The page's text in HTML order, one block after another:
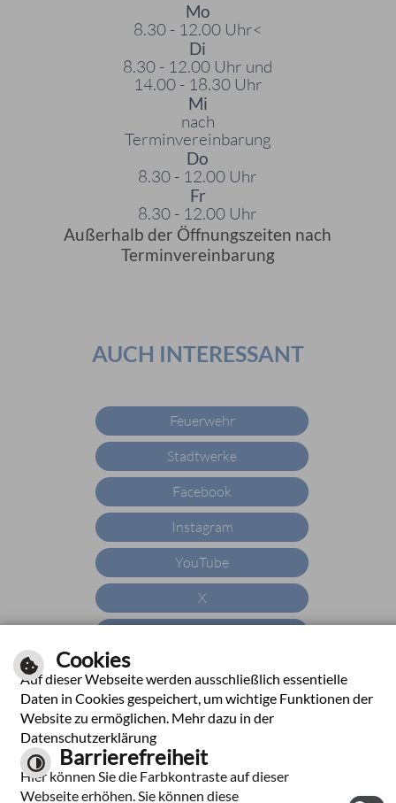
Mo
8.30 - 12.00 Uhr<
Di
8.30 - 12.00 Uhr und
14.00 - 18.30 Uhr
Mi
nach
Terminvereinbarung
Do
8.30 - 12.00 Uhr
Fr
8.30 - 12.00 Uhr
Außerhalb der Öffnungszeiten nach
Terminvereinbarung
AUCH INTERESSANT
Feuerwehr
Stadtwerke
Facebook
Instagram
YouTube
X
Impressum|Hilfe|Inhalt|Datenschutzerklärung
Barrierefreiheit
Cookies
Auf dieser Webseite werden ausschließlich essentielle
Daten in Cookies gespeichert, um wichtige Funktionen der
Website zu ermöglichen. Mehr dazu in der
Datenschutzerklärung
Barrierefreiheit
Hier können Sie die Farbkontraste auf dieser
Webseite erhöhen. Sie können diese